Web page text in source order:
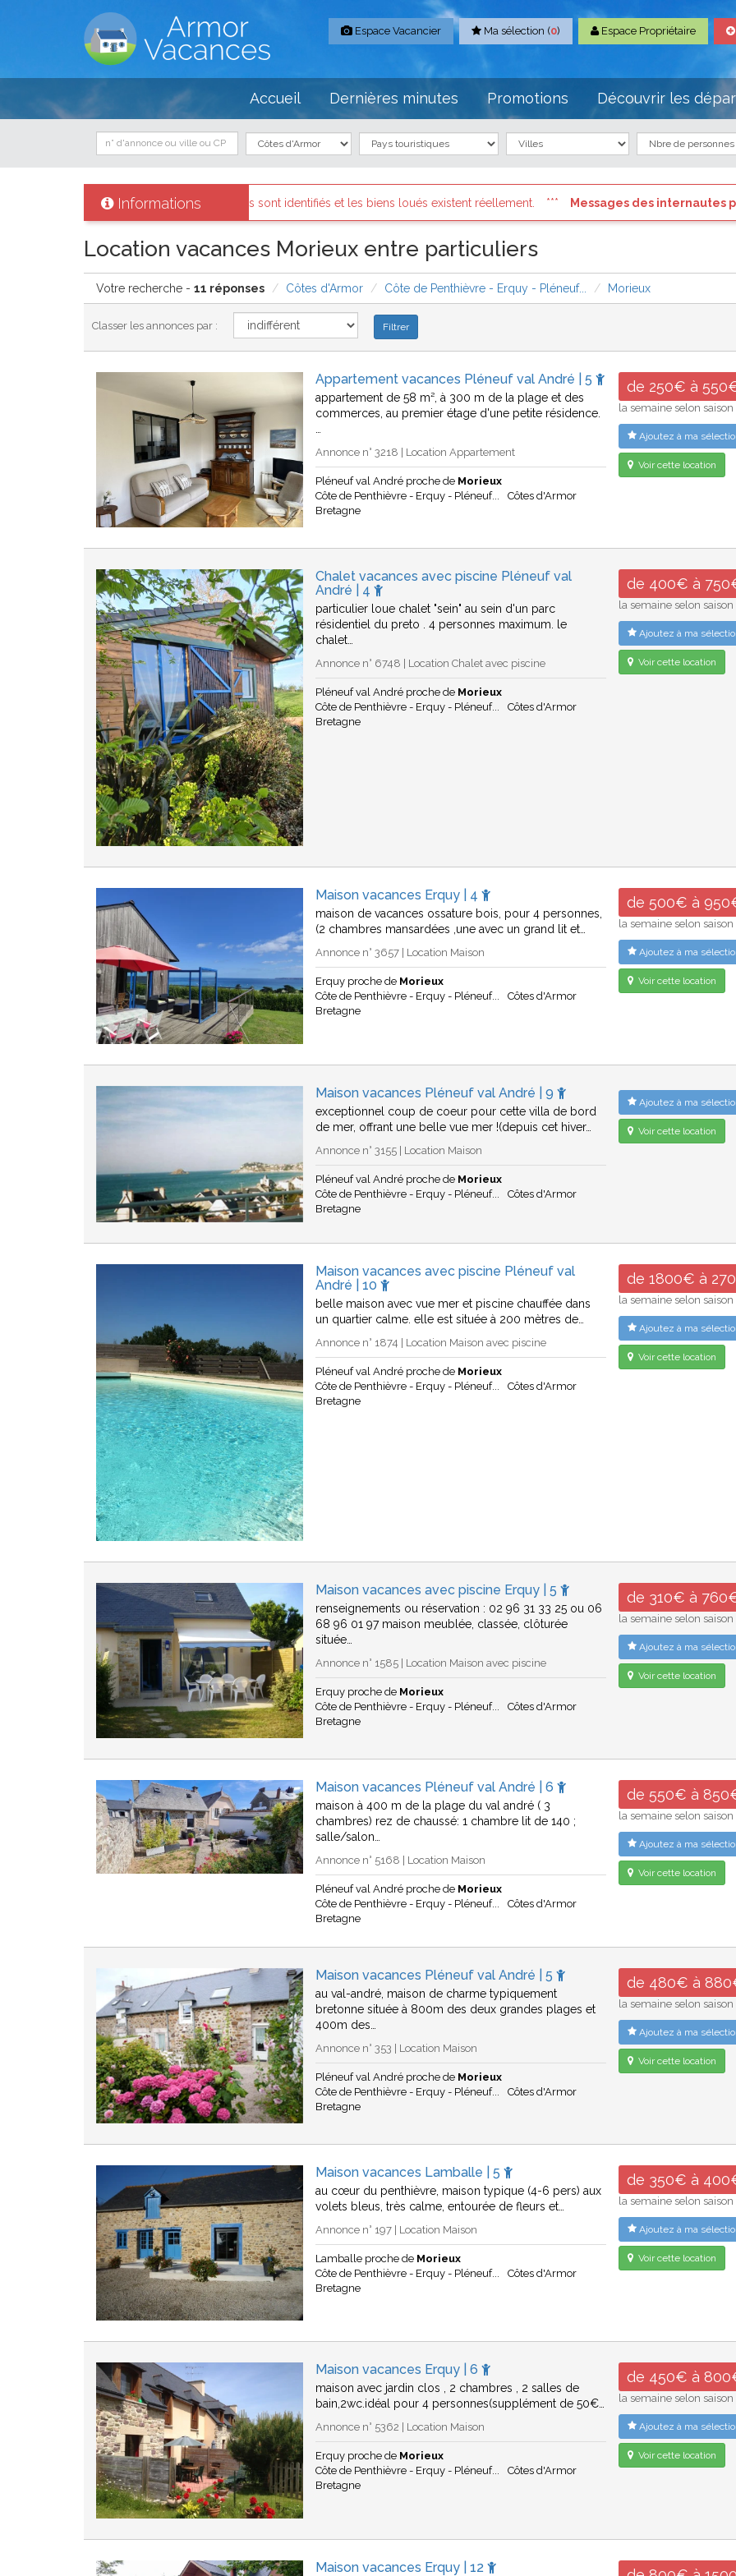
Espace Vacancier Ma sélection (0) Espace Propriétaire
Accueil Dernières minutes Promotions Découvrir les
Informations
propriétaires sont identifiés et les biens loués existent réellement. Messages des internautes pressés: Connectez vous à votre
Location vacances Morieux entre particuliers
Votre recherche - 11 réponses Côtes d'Armor Côte de Penthièvre - Erquy - Pléneuf... Morieux
Classer les annonces par :
Appartement vacances Pléneuf val André | 5
appartement de 58 m², à 300 m de la plage et des
commerces, au premier étage d'une petite résidence.
Annonce n° 3218 | Location Appartement
Pléneuf val André proche de Morieux
Côte de Penthièvre - Erquy - Pléneuf...
Côtes d'Armor
Bretagne
de 250€ à
la semaine selon saison
Ajoutez à ma
Voir cette location
Chalet vacances avec piscine Pléneuf val
André | 4
particulier loue chalet "sein" au sein d'un parc
résidentiel du preto . 4 personnes maximum. le
chalet…
Annonce n° 6748 | Location Chalet avec piscine
Pléneuf val André proche de Morieux
Côte de Penthièvre - Erquy - Pléneuf...
Côtes d'Armor
Bretagne
de 400€ à
la semaine selon saison
Ajoutez à ma
Voir cette location
Maison vacances Erquy | 4
maison de vacances ossature bois, pour 4 personnes,
(2 chambres mansardées ,une avec un grand lit et…
Annonce n° 3657 | Location Maison
Erquy proche de Morieux
Côte de Penthièvre - Erquy - Pléneuf...
Côtes d'Armor
Bretagne
de 500€ à
la semaine selon saison
Ajoutez à ma
Voir cette location
Maison vacances Pléneuf val André | 9
exceptionnel coup de coeur pour cette villa de bord
de mer, offrant une belle vue mer !(depuis cet hiver…
Annonce n° 3155 | Location Maison
Pléneuf val André proche de Morieux
Côte de Penthièvre - Erquy - Pléneuf...
Côtes d'Armor
Bretagne
Ajoutez à ma
Voir cette location
Maison vacances avec piscine Pléneuf val
André | 10
belle maison avec vue mer et piscine chauffée dans
un quartier calme. elle est située à 200 mètres de…
Annonce n° 1874 | Location Maison avec piscine
Pléneuf val André proche de Morieux
Côte de Penthièvre - Erquy - Pléneuf...
Côtes d'Armor
Bretagne
de 1800€ à
la semaine selon saison
Ajoutez à ma
Voir cette location
Maison vacances avec piscine Erquy | 5
renseignements ou réservation : 02 96 31 33 25 ou 06
68 96 01 97 maison meublée, classée, clôturée
située…
Annonce n° 1585 | Location Maison avec piscine
Erquy proche de Morieux
Côte de Penthièvre - Erquy - Pléneuf...
Côtes d'Armor
Bretagne
de 310€ à
la semaine selon saison
Ajoutez à ma
Voir cette location
Maison vacances Pléneuf val André | 6
maison à 400 m de la plage du val andré ( 3
chambres) rez de chaussé: 1 chambre lit de 140 ;
salle/salon…
Annonce n° 5168 | Location Maison
Pléneuf val André proche de Morieux
Côte de Penthièvre - Erquy - Pléneuf...
Côtes d'Armor
Bretagne
de 550€ à
la semaine selon saison
Ajoutez à ma
Voir cette location
Maison vacances Pléneuf val André | 5
au val-andré, maison de charme typiquement
bretonne située à 800m des deux grandes plages et
400m des…
Annonce n° 353 | Location Maison
Pléneuf val André proche de Morieux
Côte de Penthièvre - Erquy - Pléneuf...
Côtes d'Armor
Bretagne
de 480€ à
la semaine selon saison
Ajoutez à ma
Voir cette location
Maison vacances Lamballe | 5
au cœur du penthièvre, maison typique (4-6 pers) aux
volets bleus, très calme, entourée de fleurs et…
Annonce n° 197 | Location Maison
Lamballe proche de Morieux
Côte de Penthièvre - Erquy - Pléneuf...
Côtes d'Armor
Bretagne
de 350€ à
la semaine selon saison
Ajoutez à ma
Voir cette location
Maison vacances Erquy | 6
maison avec jardin clos , 2 chambres , 2 salles de
bain,2wc.idéal pour 4 personnes(supplément de 50€…
Annonce n° 5362 | Location Maison
Erquy proche de Morieux
Côte de Penthièvre - Erquy - Pléneuf...
Côtes d'Armor
Bretagne
de 450€ à
la semaine selon saison
Ajoutez à ma
Voir cette location
Maison vacances Erquy | 12